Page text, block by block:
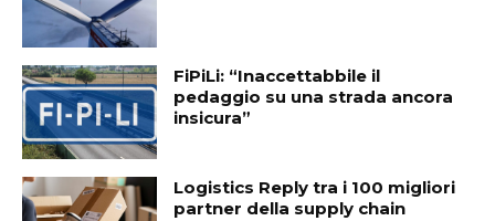
FiPiLi: “Inaccettabbile il
pedaggio su una strada ancora
insicura”
Logistics Reply tra i 100 migliori
partner della supply chain